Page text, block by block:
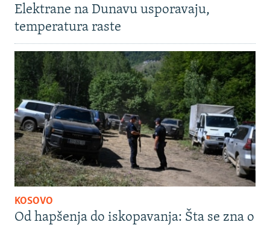
Elektrane na Dunavu usporavaju,
temperatura raste
KOSOVO
Od hapšenja do iskopavanja: Šta se zna o